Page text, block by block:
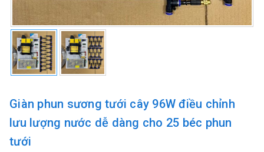
Giàn phun sương tưới cây 96W điều chỉnh
lưu lượng nước dễ dàng cho 25 béc phun
tưới